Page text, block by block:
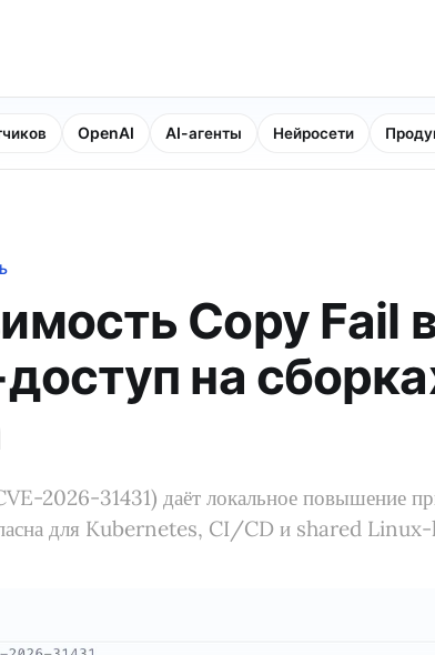
OpenAI AI-агенты Нейросети
Copy Fail
на
2026-31431) даёт локальное повышение
для Kubernetes, CI/CD и shared